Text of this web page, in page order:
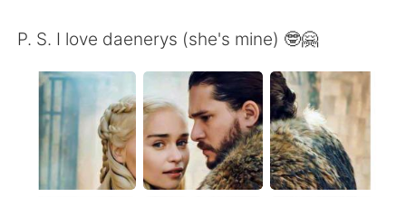
简体中文 繁體中文
Español العربية
Français Deutsch
日本語 한국어
P. S. I love daenerys (she's mine) 🤓🤗